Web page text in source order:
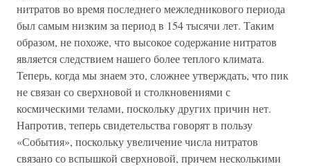
нитратов во время последнего межледникового периода
был самым низким за период в 154 тысячи лет. Таким
образом, не похоже, что высокое содержание нитратов
является следствием нашего более теплого климата.
Теперь, когда мы знаем это, сложнее утверждать, что пик
не связан со сверхновой и столкновениями с
космическими телами, поскольку других причин нет.
Напротив, теперь свидетельства говорят в пользу
«События», поскольку увеличение числа нитратов
связано со вспышкой сверхновой, причем несколькими